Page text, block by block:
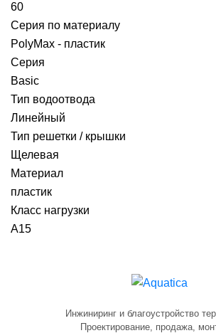
60
Серия по материалу
PolyMax - пластик
Серия
Basic
Тип водоотвода
Линейный
Тип решетки / крышки
Щелевая
Материал
пластик
Класс нагрузки
A15
Инжиниринг и благоустройство
Проектирование, продажа,